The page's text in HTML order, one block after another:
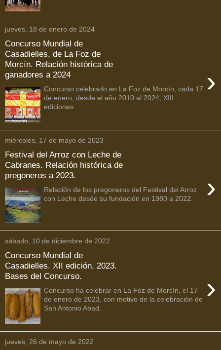
jueves, 18 de enero de 2024
Concurso Mundial de
Casadielles, de La Foz de
Morcín. Relación histórica de
ganadores a 2024
›
Concurso celebrado en La Foz de Morcín, cada 17
de enero, desde el año 2010 al 2024, XIII
ediciones.
miércoles, 17 de mayo de 2023
Festival del Arroz con Leche de
Cabranes. Relación histórica de
pregoneros a 2023.
›
Relación de los pregoneros del Festival del Arroz
con Leche desde su fundación en 1980 a 2022.
sábado, 10 de diciembre de 2022
Concurso Mundial de
Casadielles. XII edición, 2023.
Bases del Concurso.
›
Concurso ha celebrar en La Foz de Morcín, el 17
de enero de 2023, con motivo de la celebración de
San Antonio Abad.
jueves, 26 de mayo de 2022